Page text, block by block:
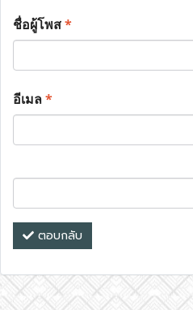
ชื่อผู้โพส*
อีเมล*
ตอบกลับ